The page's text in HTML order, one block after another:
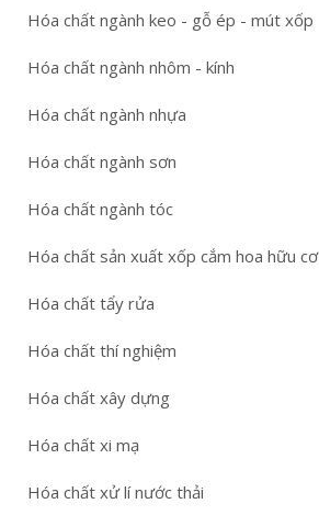
Hóa chất ngành keo - gỗ ép - mút xốp
Hóa chất ngành nhôm - kính
Hóa chất ngành nhựa
Hóa chất ngành sơn
Hóa chất ngành tóc
Hóa chất sản xuất xốp cắm hoa hữu cơ
Hóa chất tẩy rửa
Hóa chất thí nghiệm
Hóa chất xây dựng
Hóa chất xi mạ
Hóa chất xử lí nước thải